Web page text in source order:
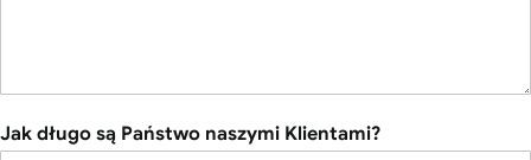
Jak długo są Państwo naszymi Klientami?